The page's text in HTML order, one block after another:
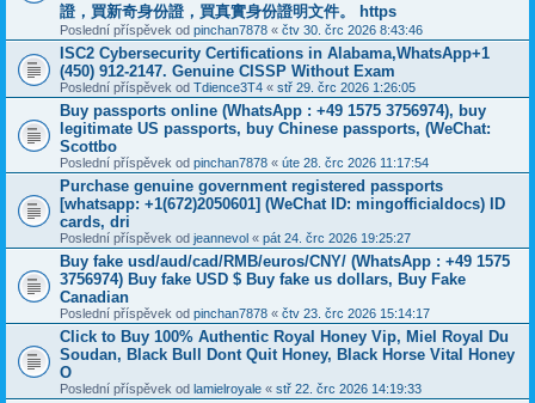
證，買新奇身份證，買真實身份證明文件。 https
Poslední příspěvek od pinchan7878 « čtv 30. črc 2026 8:43:46
ISC2 Cybersecurity Certifications in Alabama,WhatsApp+1
(450) 912-2147. Genuine CISSP Without Exam
Poslední příspěvek od Tdience3T4 « stř 29. črc 2026 1:26:05
Buy passports online (WhatsApp : +49 1575 3756974), buy
legitimate US passports, buy Chinese passports, (WeChat:
Scottbo
Poslední příspěvek od pinchan7878 « úte 28. črc 2026 11:17:54
Purchase genuine government registered passports
[whatsapp: +1(672)2050601] (WeChat ID: mingofficialdocs) ID
cards, dri
Poslední příspěvek od jeannevol « pát 24. črc 2026 19:25:27
Buy fake usd/aud/cad/RMB/euros/CNY/ (WhatsApp : +49 1575
3756974) Buy fake USD $ Buy fake us dollars, Buy Fake
Canadian
Poslední příspěvek od pinchan7878 « čtv 23. črc 2026 15:14:17
Click to Buy 100% Authentic Royal Honey Vip, Miel Royal Du
Soudan, Black Bull Dont Quit Honey, Black Horse Vital Honey
O
Poslední příspěvek od lamielroyale « stř 22. črc 2026 14:19:33